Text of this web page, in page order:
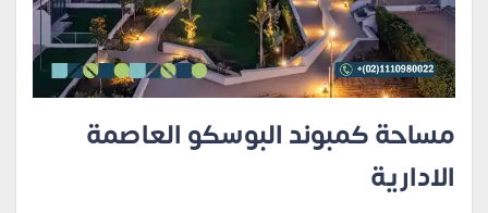
مساحة كمبوند البوسكو العاصمة
الادارية